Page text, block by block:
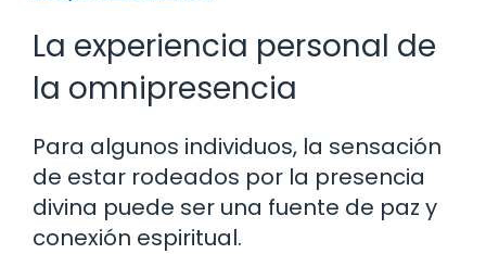
La experiencia personal de
la omnipresencia
Para algunos individuos, la sensación
de estar rodeados por la presencia
divina puede ser una fuente de paz y
conexión espiritual.